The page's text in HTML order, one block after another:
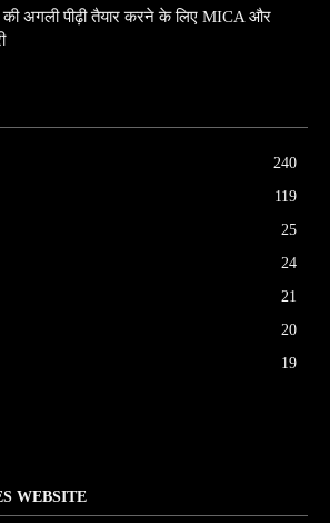
की अगली पीढ़ी तैयार करने के लिए MICA और
240
119
25
24
21
20
19
WEBSITE